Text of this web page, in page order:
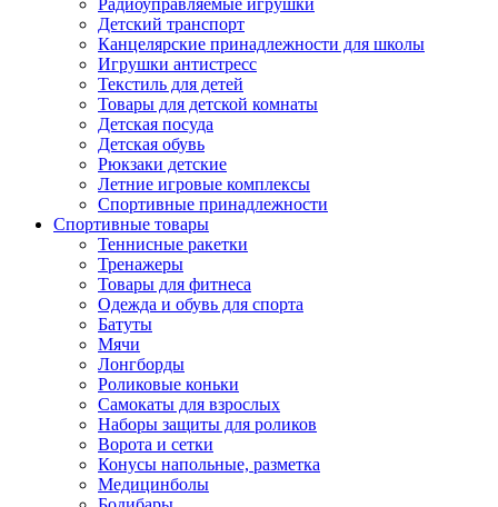
Радиоуправляемые игрушки
Детский транспорт
Канцелярские принадлежности для школы
Игрушки антистресс
Текстиль для детей
Товары для детской комнаты
Детская посуда
Детская обувь
Рюкзаки детские
Летние игровые комплексы
Спортивные принадлежности
Спортивные товары
Теннисные ракетки
Тренажеры
Товары для фитнеса
Одежда и обувь для спорта
Батуты
Мячи
Лонгборды
Роликовые коньки
Самокаты для взрослых
Наборы защиты для роликов
Ворота и сетки
Конусы напольные, разметка
Медицинболы